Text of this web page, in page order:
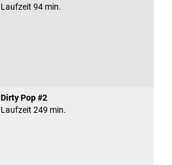
Laufzeit 94 min.
Dirty Pop #2
Laufzeit 249 min.